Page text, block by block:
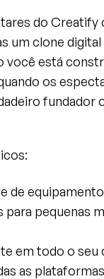
do Creatify
um clone digital
você está
os
fundador
de
para pequenas
em todo o seu
as